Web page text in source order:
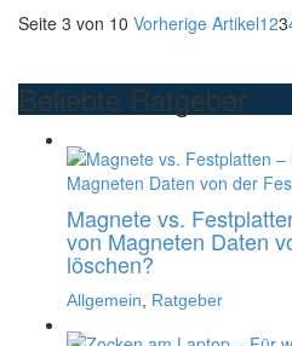
Seite 3 von 10 Vorherige Artikel123
Beliebte Ratgeber
Magnete vs.
von Magneten Daten
löschen?
Allgemein Ratgeber